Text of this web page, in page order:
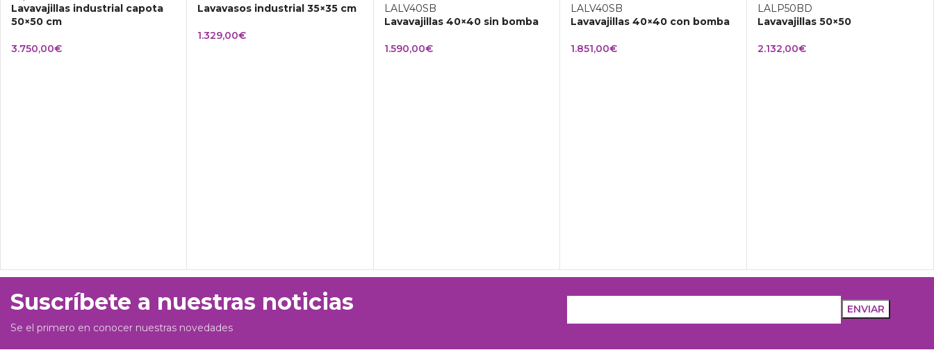
Lavavajillas industrial capota
50×50 cm
3.750,00€
Lavavasos industrial 35×35 cm
1.329,00€
Lavavajillas 40×40 sin bomba
1.590,00€
Lavavajillas 40×40 con bomba
1.851,00€
Lavavajillas 50×50
2.132,00€
Suscríbete a nuestras noticias
Se el primero en conocer nuestras novedades